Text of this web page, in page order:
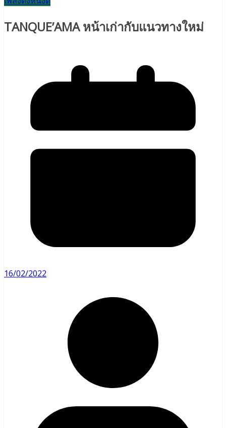
TANQUE’AMA หน้าเก่ากับแนวทางใหม่
16/02/2022